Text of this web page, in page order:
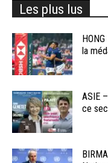
Les plus lus
la
ASIE
ce